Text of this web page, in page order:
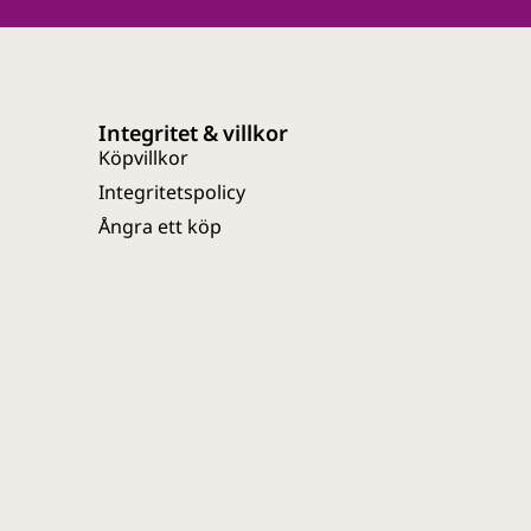
Integritet & villkor
Köpvillkor
Integritetspolicy
Ångra ett köp